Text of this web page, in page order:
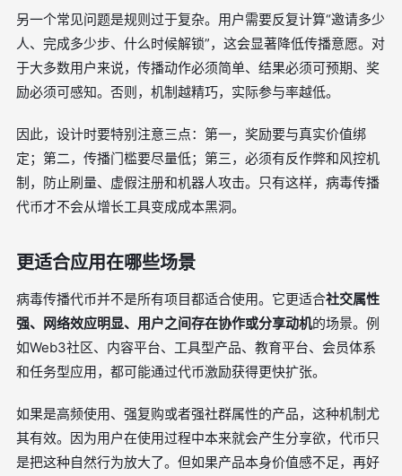
另一个常见问题是规则过于复杂。用户需要反复计算“邀请多少
人、完成多少步、什么时候解锁”，这会显著降低传播意愿。对
于大多数用户来说，传播动作必须简单、结果必须可预期、奖
励必须可感知。否则，机制越精巧，实际参与率越低。
因此，设计时要特别注意三点：第一，奖励要与真实价值绑
定；第二，传播门槛要尽量低；第三，必须有反作弊和风控机
制，防止刷量、虚假注册和机器人攻击。只有这样，病毒传播
代币才不会从增长工具变成成本黑洞。
更适合应用在哪些场景
病毒传播代币并不是所有项目都适合使用。它更适合社交属性
强、网络效应明显、用户之间存在协作或分享动机的场景。例
如Web3社区、内容平台、工具型产品、教育平台、会员体系
和任务型应用，都可能通过代币激励获得更快扩张。
如果是高频使用、强复购或者强社群属性的产品，这种机制尤
其有效。因为用户在使用过程中本来就会产生分享欲，代币只
是把这种自然行为放大了。但如果产品本身价值感不足，再好